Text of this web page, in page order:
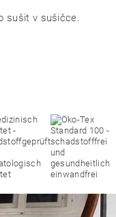
sušit v sušičce.